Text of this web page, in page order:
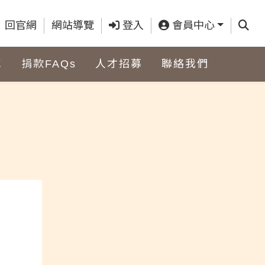
回官網 網站導覽 登入 會員中心 查詢
捐款FAQs 人才招募 聯絡我們